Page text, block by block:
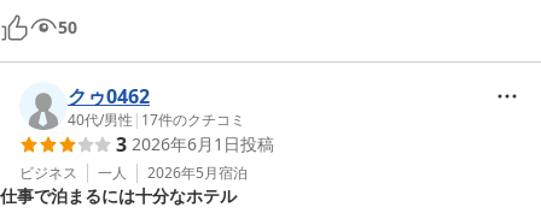
50
クゥ0462
40代/男性 | 17件のクチコミ
3 2026年6月1日投稿
ビジネス 一人 2026年5月宿泊
仕事で泊まるには十分なホテル